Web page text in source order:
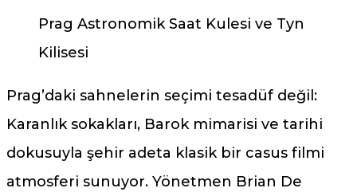
Prag Astronomik Saat Kulesi ve Tyn
Kilisesi
Prag’daki sahnelerin seçimi tesadüf değil:
Karanlık sokakları, Barok mimarisi ve tarihi
dokusuyla şehir adeta klasik bir casus filmi
atmosferi sunuyor. Yönetmen Brian De